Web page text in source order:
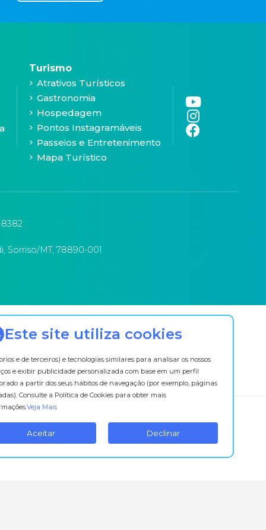
Turismo
Atrativos Turísticos
Gastronomia
Hospedagem
Pontos Instagramáveis
Passeios e Entretenimento
Mapa Turístico
Sorriso/MT, 78890-001
Este site utiliza cookies
e de terceiros) e tecnologias similares para analisar os nossos
e exibir publicidade personalizada com base em um perfil
a partir dos seus hábitos de navegação (por exemplo, páginas
Consulte a Política de Cookies para obter mais
Veja Mais
Aceitar Declinar